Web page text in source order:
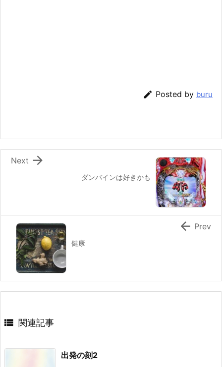
 Posted by buru
ダンバインは好きかも

Next
健康
 Prev
 関連記事
出発の刻2